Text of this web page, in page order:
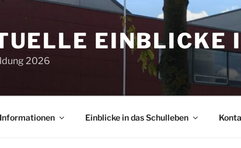
EINBLICKE
2026
Informationen Einblicke in das Schulleben